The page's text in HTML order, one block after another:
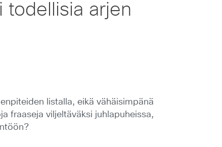
todellisia arjen
listalla, eikä vähäisimpänä
fraaseja viljeltäväksi juhlapuheissa,